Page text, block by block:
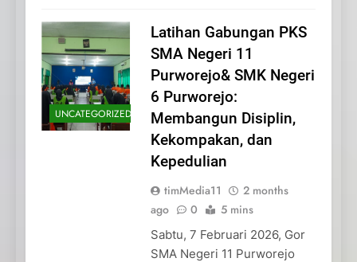
UNCATEGORIZED
Latihan Gabungan PKS
SMA Negeri 11
Purworejo& SMK Negeri
6 Purworejo:
Membangun Disiplin,
Kekompakan, dan
Kepedulian
timMedia11
2 months
ago
0 5 mins
Sabtu, 7 Februari 2026, Gor
SMA Negeri 11 Purworejo